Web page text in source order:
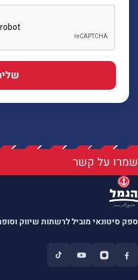
שמרו על קשר
ספק סיטונאי מוביל לרשתות שיווק